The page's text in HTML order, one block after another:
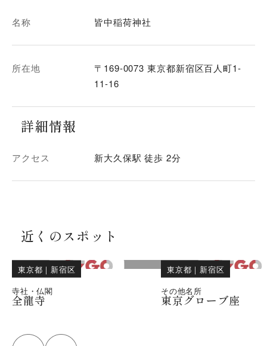
名称 皆中稲荷神社
所在地
〒169-0073 東京都新宿区百人町1-
11-16
詳細情報
アクセス 新大久保駅 徒歩 2分
近くのスポット
東京都 ｜ 新宿区
寺社・仏閣
全龍寺
東京都 ｜ 新宿区
その他名所
東京グローブ座